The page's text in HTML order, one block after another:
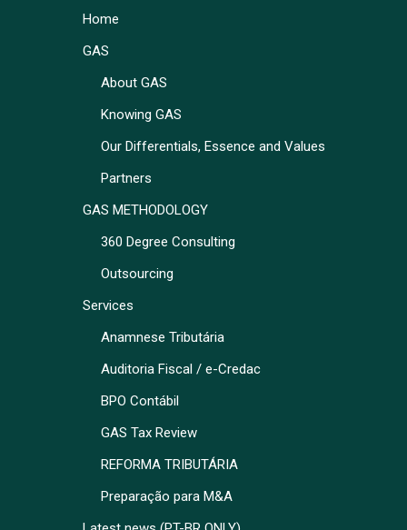
Home
GAS
About GAS
Knowing GAS
Our Differentials, Essence and Values
Partners
GAS METHODOLOGY
360 Degree Consulting
Outsourcing
Services
Anamnese Tributária
Auditoria Fiscal / e-Credac
BPO Contábil
GAS Tax Review
REFORMA TRIBUTÁRIA
Preparação para M&A